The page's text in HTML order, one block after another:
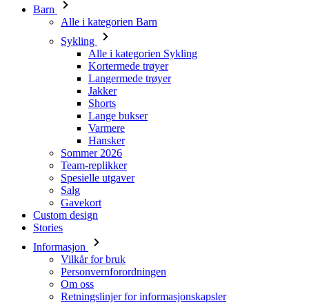
Barn
Alle i kategorien Barn
Sykling
Alle i kategorien Sykling
Kortermede trøyer
Langermede trøyer
Jakker
Shorts
Lange bukser
Varmere
Hansker
Sommer 2026
Team-replikker
Spesielle utgaver
Salg
Gavekort
Custom design
Stories
Informasjon
Vilkår for bruk
Personvernforordningen
Om oss
Retningslinjer for informasjonskapsler